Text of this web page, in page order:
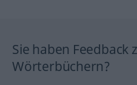
Sie haben Feedback
Wörterbüchern?